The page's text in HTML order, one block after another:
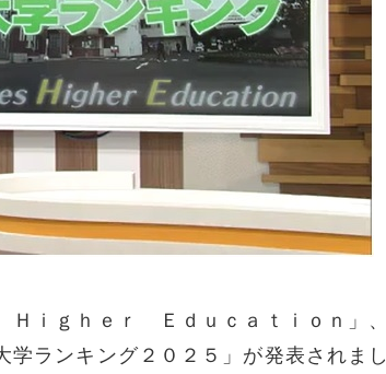
Ｈｉｇｈｅｒ Ｅｄｕｃａｔｉｏｎ」、
ランキング２０２５」が発表されまし